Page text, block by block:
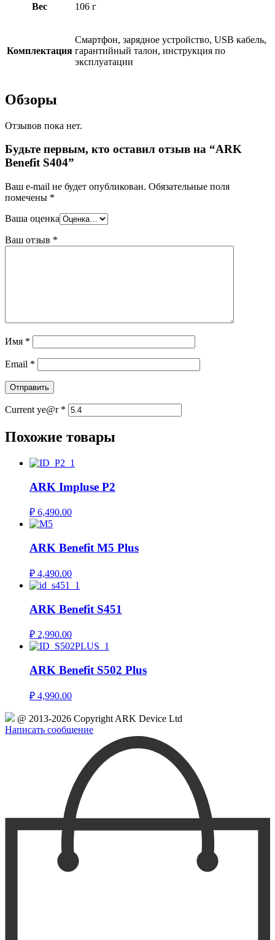
Вес 106 г
Комплектация
Смартфон, зарядное устройство, USB кабель,
гарантийный талон, инструкция по
эксплуатации
Обзоры
Отзывов пока нет.
Будьте первым, кто оставил отзыв на “ARK
Benefit S404”
Ваш e-mail не будет опубликован. Обязательные поля
помечены *
Ваша оценка
Ваш отзыв *
Имя *
Email *
Current ye@r *
Похожие товары
ARK Impluse P2
₽ 6,490.00
ARK Benefit M5 Plus
₽ 4,490.00
ARK Benefit S451
₽ 2,990.00
ARK Benefit S502 Plus
₽ 4,990.00
@ 2013-2026 Copyright ARK Device Ltd
Написать сообщение